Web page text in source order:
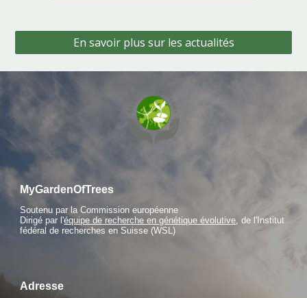
En savoir plus sur les actualités
MyGardenOfTrees
Soutenu par la Commission européenne
Dirigé par l'équipe de recherche en génétique évolutive, de l'Institut
fédéral de recherches en Suisse (WSL)
Adresse